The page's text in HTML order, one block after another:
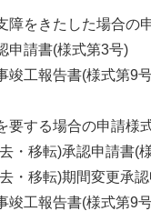
をきたした場合の
申請書(様式第3号)
工報告書(様式第9
要する場合の申請様
移転)承認申請書(
移転)期間変更承
工報告書(様式第9